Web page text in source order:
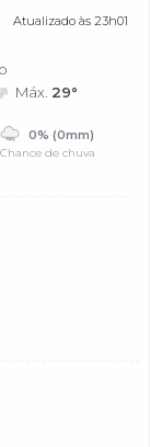
Atualizado às 23h01
Máx. 29°
0% (0mm)
Chance de chuva